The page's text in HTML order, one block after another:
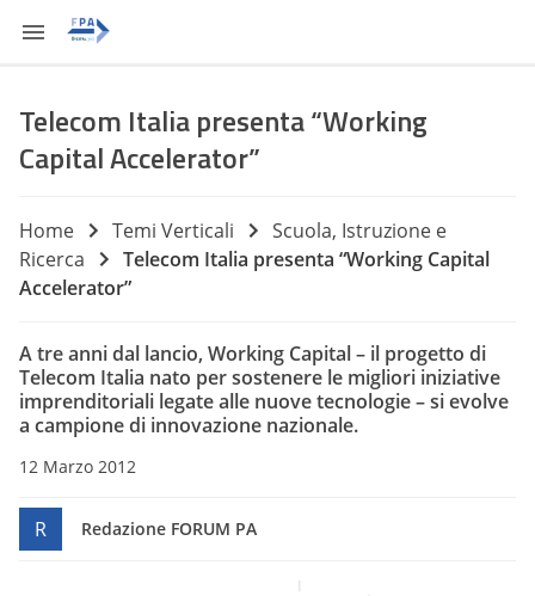
Telecom Italia presenta “Working
Capital Accelerator”
Home Temi Verticali
Scuola, Istruzione e
Ricerca
Telecom Italia presenta “Working Capital
Accelerator”
A tre anni dal lancio, Working Capital – il progetto di
Telecom Italia nato per sostenere le migliori iniziative
imprenditoriali legate alle nuove tecnologie – si evolve
a campione di innovazione nazionale.
12 Marzo 2012
R Redazione FORUM PA